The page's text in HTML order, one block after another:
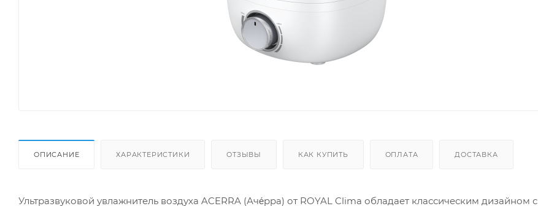
ОПИСАНИЕ ХАРАКТЕРИСТИКИ ОТЗЫВЫ КАК КУПИТЬ ОПЛАТА ДОСТАВКА
Ультразвуковой увлажнитель воздуха ACERRA (Аче́рра) от ROYAL Clima обладает классическим дизайном с